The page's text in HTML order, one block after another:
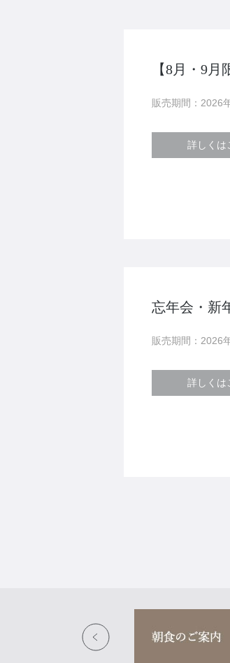
【8月・9
販売期間：2026
詳しくは
忘年会・新
販売期間：2026
詳しくは